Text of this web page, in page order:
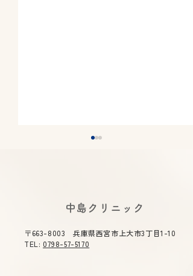
ラジオ関西『みんなの健
​中島クリニック
〒663-8003 兵庫県西宮市上大市3丁目1-10
TEL:0798-57-5170